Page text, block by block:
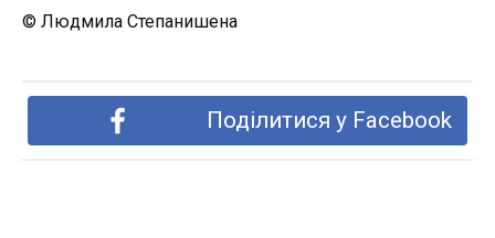
© Людмила Степанишена
Поділитися у Facebook